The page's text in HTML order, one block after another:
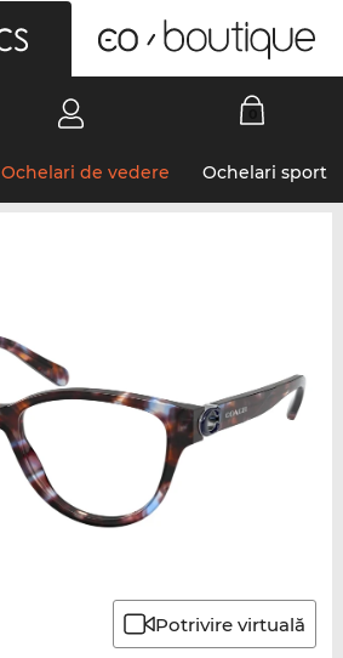
Ochelari de vedere Ochelari sport
Potrivire virtuală